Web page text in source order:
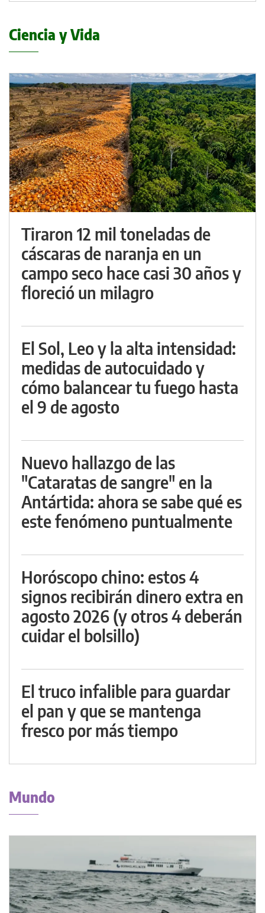
Ciencia y Vida
Tiraron 12 mil toneladas de
cáscaras de naranja en un
campo seco hace casi 30 años y
floreció un milagro
El Sol, Leo y la alta intensidad:
medidas de autocuidado y
cómo balancear tu fuego hasta
el 9 de agosto
Nuevo hallazgo de las
"Cataratas de sangre" en la
Antártida: ahora se sabe qué es
este fenómeno puntualmente
Horóscopo chino: estos 4
signos recibirán dinero extra en
agosto 2026 (y otros 4 deberán
cuidar el bolsillo)
El truco infalible para guardar
el pan y que se mantenga
fresco por más tiempo
Mundo